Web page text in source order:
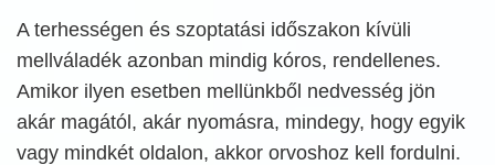
A terhességen és szoptatási időszakon kívüli
mellváladék azonban mindig kóros, rendellenes.
Amikor ilyen esetben mellünkből nedvesség jön
akár magától, akár nyomásra, mindegy, hogy egyik
vagy mindkét oldalon, akkor orvoshoz kell fordulni.